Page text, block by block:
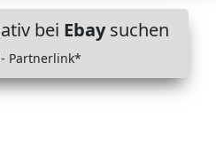
bei Ebaysuchen
Partnerlink*